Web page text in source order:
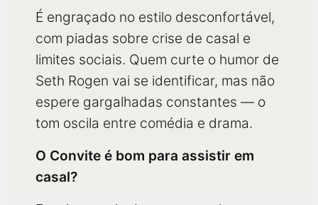
É engraçado no estilo desconfortável,
com piadas sobre crise de casal e
limites sociais. Quem curte o humor de
Seth Rogen vai se identificar, mas não
espere gargalhadas constantes — o
tom oscila entre comédia e drama.
O Convite é bom para assistir em
casal?